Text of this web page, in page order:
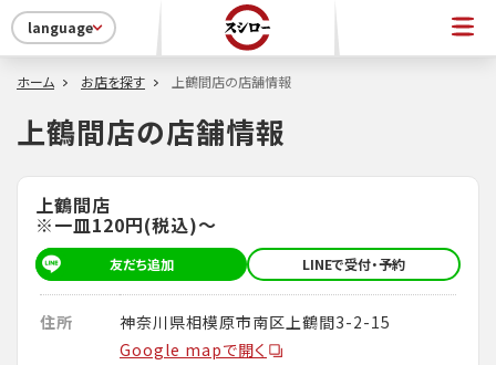
language
ホーム お店を探す 上鶴間店の店舗情報
上鶴間店の店舗情報
上鶴間店
※一皿120円(税込)～
友だち追加 LINEで受付・予約
住所
神奈川県相模原市南区上鶴間3-2-15
Google mapで開く